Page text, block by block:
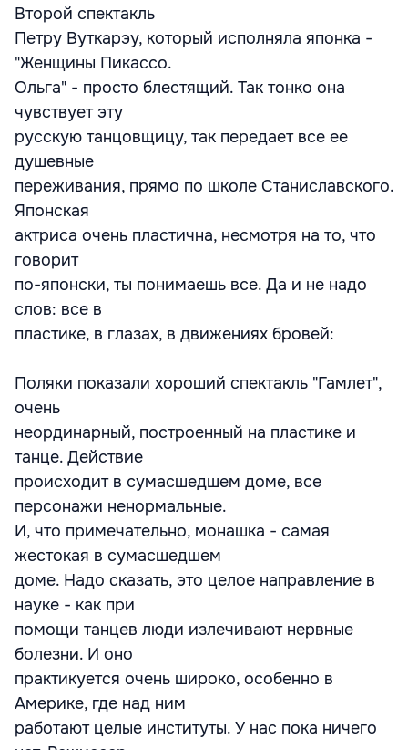
Второй спектакль
Петру Вуткарэу, который исполняла японка -
"Женщины Пикассо.
Ольга" - просто блестящий. Так тонко она
чувствует эту
русскую танцовщицу, так передает все ее
душевные
переживания, прямо по школе Станиславского.
Японская
актриса очень пластична, несмотря на то, что
говорит
по-японски, ты понимаешь все. Да и не надо
слов: все в
пластике, в глазах, в движениях бровей:
Поляки показали хороший спектакль "Гамлет",
очень
неординарный, построенный на пластике и
танце. Действие
происходит в сумасшедшем доме, все
персонажи ненормальные.
И, что примечательно, монашка - самая
жестокая в сумасшедшем
доме. Надо сказать, это целое направление в
науке - как при
помощи танцев люди излечивают нервные
болезни. И оно
практикуется очень широко, особенно в
Америке, где над ним
работают целые институты. У нас пока ничего